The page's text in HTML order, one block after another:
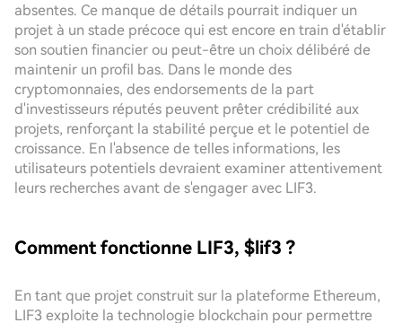
absentes. Ce manque de détails pourrait indiquer un
projet à un stade précoce qui est encore en train d'établir
son soutien financier ou peut-être un choix délibéré de
maintenir un profil bas. Dans le monde des
cryptomonnaies, des endorsements de la part
d'investisseurs réputés peuvent prêter crédibilité aux
projets, renforçant la stabilité perçue et le potentiel de
croissance. En l'absence de telles informations, les
utilisateurs potentiels devraient examiner attentivement
leurs recherches avant de s'engager avec LIF3.
Comment fonctionne LIF3, $lif3 ?
En tant que projet construit sur la plateforme Ethereum,
LIF3 exploite la technologie blockchain pour permettre